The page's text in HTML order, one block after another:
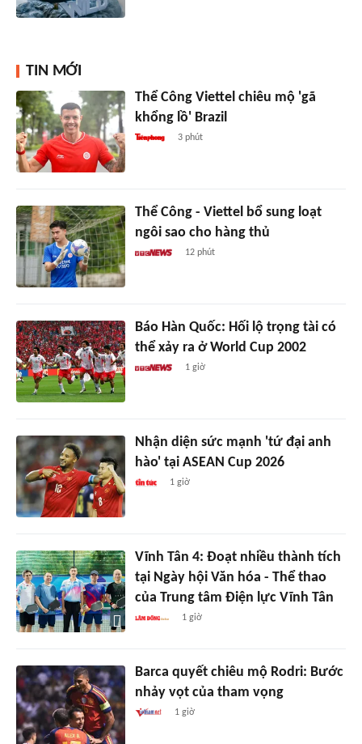
TIN MỚI
Thể Công Viettel chiêu mộ 'gã
khổng lồ' Brazil
3 phút
Thể Công - Viettel bổ sung loạt
ngôi sao cho hàng thủ
12 phút
Báo Hàn Quốc: Hối lộ trọng tài có
thể xảy ra ở World Cup 2002
1 giờ
Nhận diện sức mạnh 'tứ đại anh
hào' tại ASEAN Cup 2026
1 giờ
Vĩnh Tân 4: Đoạt nhiều thành tích
tại Ngày hội Văn hóa - Thể thao
của Trung tâm Điện lực Vĩnh Tân
1 giờ
Barca quyết chiêu mộ Rodri: Bước
nhảy vọt của tham vọng
1 giờ